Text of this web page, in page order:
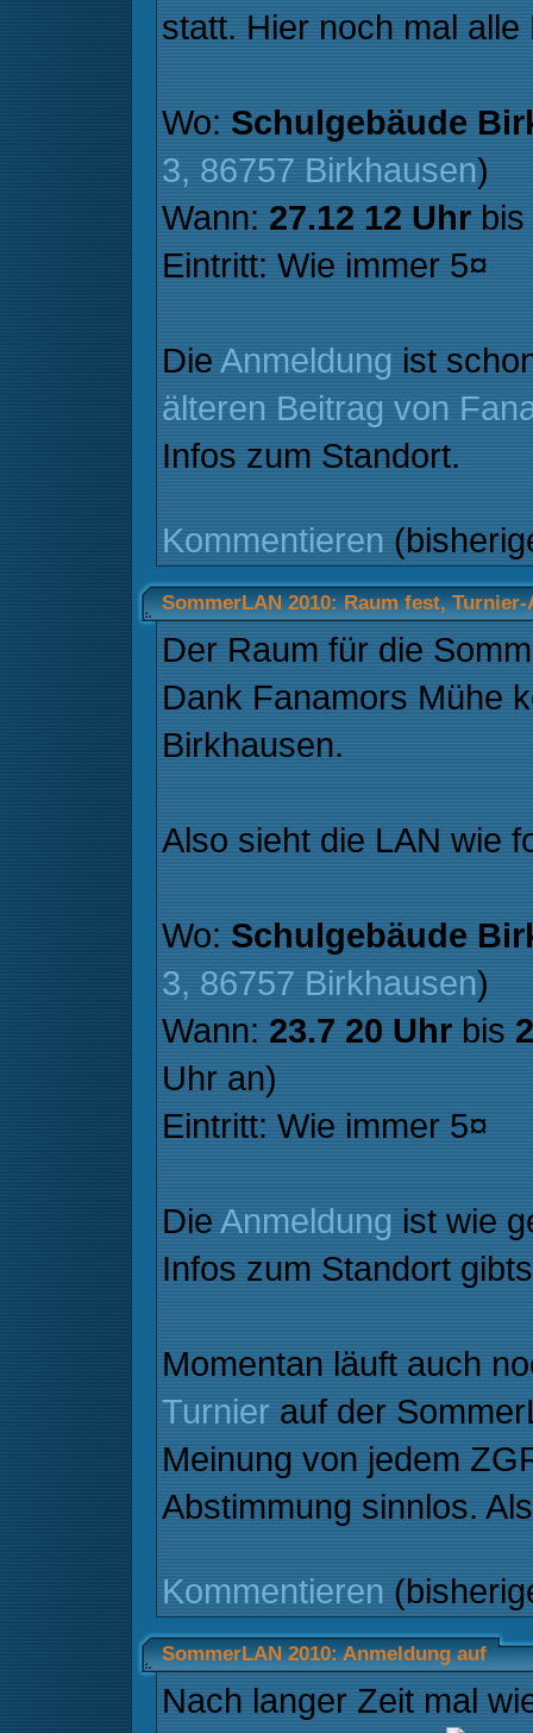
statt. Hier noch mal
Wo: Schulgebäude
3, 86757 Birkhausen)
Wann: 27.12 12 Uhr bis
Eintritt: Wie immer 5¤
Die Anmeldung ist
älteren Beitrag von
Infos zum Standort.
Kommentieren
SommerLAN 2010: Raum fest,
Der Raum für die
Dank Fanamors Mühe
Birkhausen.
Also sieht die LAN wie
Wo: Schulgebäude
3, 86757 Birkhausen)
Wann: 23.7 20 Uhr bis
Uhr an)
Eintritt: Wie immer 5¤
Die Anmeldung ist wie
Infos zum Standort
Momentan läuft auch
Turnier auf der
Meinung von jedem
Abstimmung sinnlos.
Kommentieren
SommerLAN 2010: Anmeldung auf
Nach langer Zeit mal